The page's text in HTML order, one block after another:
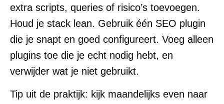
extra scripts, queries of risico’s toevoegen.
Houd je stack lean. Gebruik één SEO plugin
die je snapt en goed configureert. Voeg alleen
plugins toe die je echt nodig hebt, en
verwijder wat je niet gebruikt.
Tip uit de praktijk: kijk maandelijks even naar